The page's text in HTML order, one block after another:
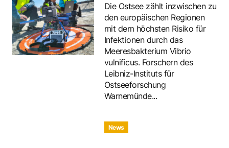
Die Ostsee zählt inzwischen zu
den europäischen Regionen
mit dem höchsten Risiko für
Infektionen durch das
Meeresbakterium Vibrio
vulnificus. Forschern des
Leibniz-Instituts für
Ostseeforschung
Warnemünde...
News